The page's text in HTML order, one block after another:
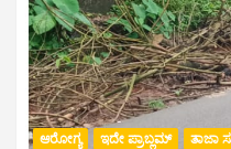
ಆರೋಗ್ಯ ಇದೇ ಪ್ರಾಬ್ಲಮ್ ತಾಜಾ